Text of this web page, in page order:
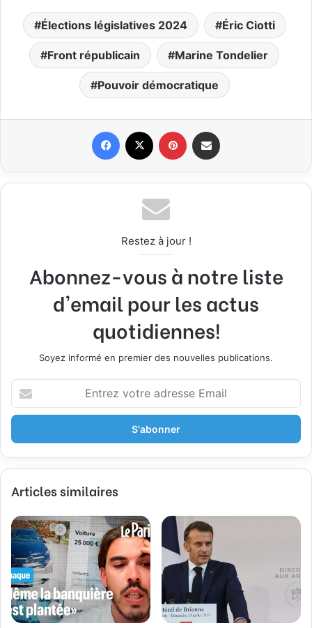
Élections législatives 2024 Éric Ciotti
Front républicain Marine Tondelier
Pouvoir démocratique
Restez à jour !
Abonnez-vous à notre liste
d'email pour les actus
quotidiennes!
Soyez informé en premier des nouvelles publications.
t
e
z
o
r
e
d
r
e
s
s
Articles similaires